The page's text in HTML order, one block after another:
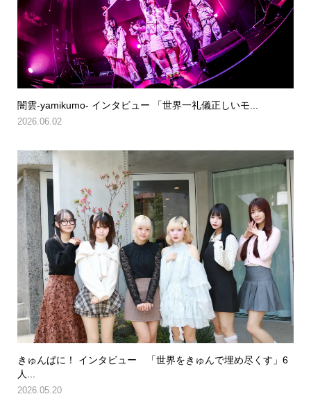
闇雲-yamikumo- インタビュー 「世界一礼儀正しいモ...
2026.06.02
きゅんぱに！ インタビュー 「世界をきゅんで埋め尽くす」6
人...
2026.05.20